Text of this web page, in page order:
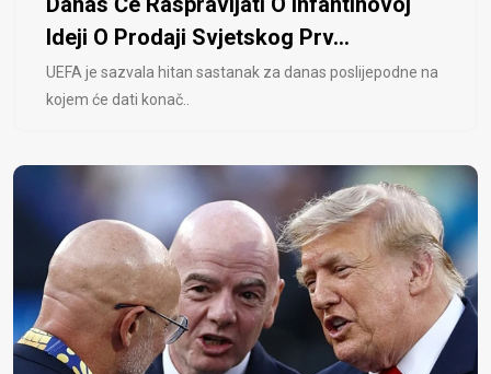
Ideji O Prodaji Svjetskog Prv...
UEFA je sazvala hitan sastanak za danas poslijepodne na
kojem će dati konač..